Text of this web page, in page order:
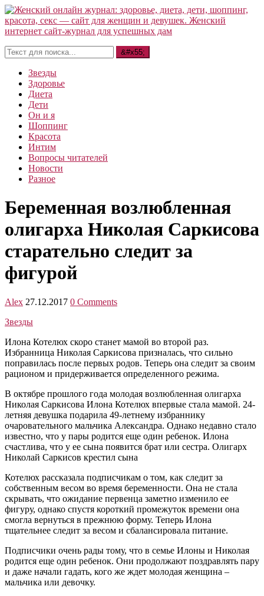
Звезды
Здоровье
Диета
Дети
Он и я
Шоппинг
Красота
Интим
Вопросы читателей
Новости
Разное
Беременная возлюбленная
олигарха Николая Саркисова
старательно следит за
фигурой
Alex 27.12.2017 0 Comments
Звезды
Илона Котелюх скоро станет мамой во второй раз.
Избранница Николая Саркисова призналась, что сильно
поправилась после первых родов. Теперь она следит за своим
рационом и придерживается определенного режима.
В октябре прошлого года молодая возлюбленная олигарха
Николая Саркисова Илона Котелюх впервые стала мамой. 24-
летняя девушка подарила 49-летнему избраннику
очаровательного мальчика Александра. Однако недавно стало
известно, что у пары родится еще один ребенок. Илона
счастлива, что у ее сына появится брат или сестра. Олигарх
Николай Саркисов крестил сына
Котелюх рассказала подписчикам о том, как следит за
собственным весом во время беременности. Она не стала
скрывать, что ожидание первенца заметно изменило ее
фигуру, однако спустя короткий промежуток времени она
смогла вернуться в прежнюю форму. Теперь Илона
тщательнее следит за весом и сбалансировала питание.
Подписчики очень рады тому, что в семье Илоны и Николая
родится еще один ребенок. Они продолжают поздравлять пару
и даже начали гадать, кого же ждет молодая женщина –
мальчика или девочку.